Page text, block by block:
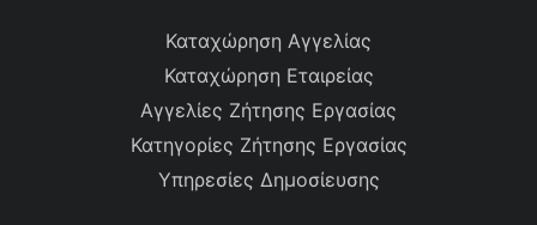
Καταχώρηση Αγγελίας
Καταχώρηση Εταιρείας
Αγγελίες Ζήτησης Εργασίας
Κατηγορίες Ζήτησης Εργασίας
Υπηρεσίες Δημοσίευσης